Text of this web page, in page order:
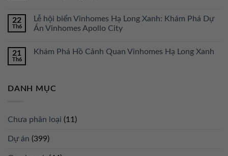
22
Th6
Lễ hội biển Vinhomes Hạ Long Xanh: Khám Phá Dự
Án Vinhomes Apollo City
21
Th6
Khám Phá Hồ Cảnh Quan Vinhomes Hạ Long Xanh
DANH MỤC
Chưa phân loại (11)
Dự án (399)